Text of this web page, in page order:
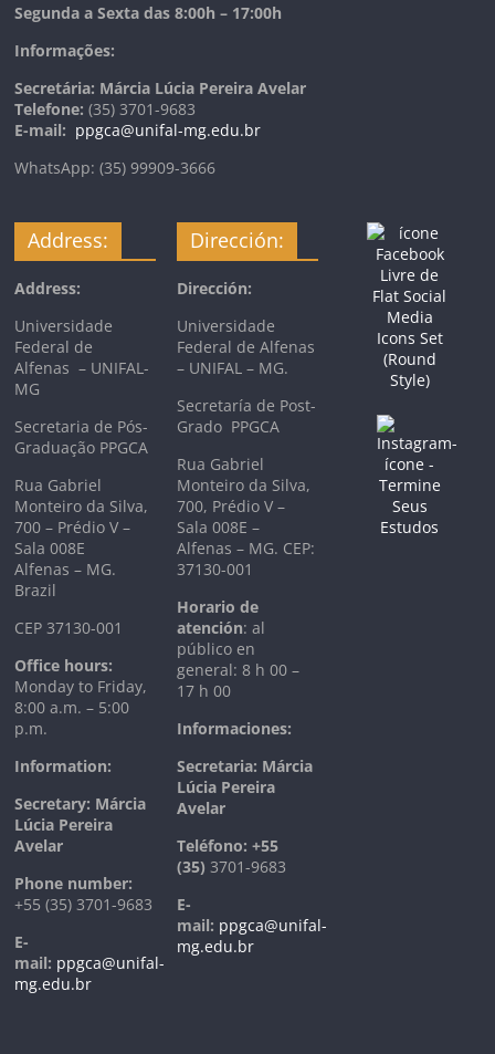
Segunda a Sexta das 8:00h – 17:00h
Informações:
Secretária: Márcia Lúcia Pereira Avelar
Telefone: (35) 3701-9683
E-mail: ppgca@unifal-mg.edu.br
WhatsApp: (35) 99909-3666
Address:
Address:
Universidade
Federal de
Alfenas – UNIFAL-
MG
Secretaria de Pós-
Graduação PPGCA
Rua Gabriel
Monteiro da Silva,
700 – Prédio V –
Sala 008E
Alfenas – MG.
Brazil
CEP 37130-001
Office hours:
Monday to Friday,
8:00 a.m. – 5:00
p.m.
Information:
Secretary: Márcia
Lúcia Pereira
Avelar
Phone number:
+55 (35) 3701-9683
E-
mail: ppgca@unifal-
mg.edu.br
Dirección:
Dirección:
Universidade
Federal de Alfenas
– UNIFAL – MG.
Secretaría de Post-
Grado PPGCA
Rua Gabriel
Monteiro da Silva,
700, Prédio V –
Sala 008E –
Alfenas – MG. CEP:
37130-001
Horario de
atención: al
público en
general: 8 h 00 –
17 h 00
Informaciones:
Secretaria: Márcia
Lúcia Pereira
Avelar
Teléfono: +55
(35)3701-9683
E-
mail: ppgca@unifal-
mg.edu.br